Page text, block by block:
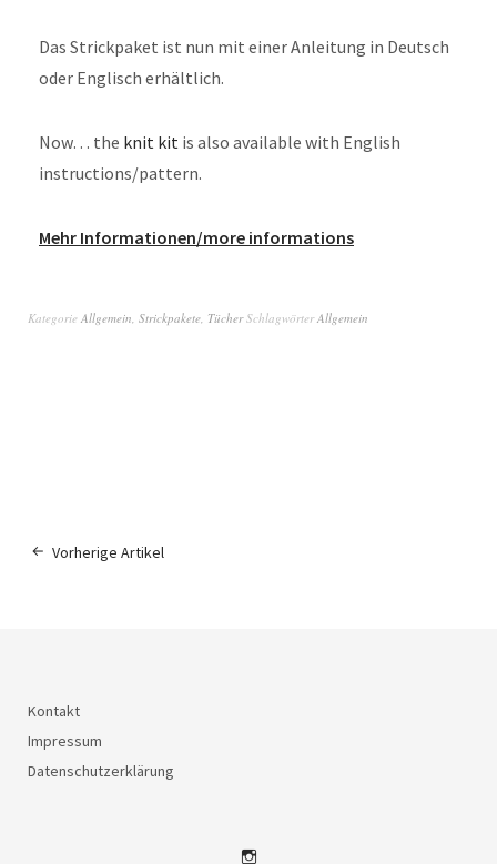
Das Strickpaket ist nun mit einer Anleitung in Deutsch
oder Englisch erhältlich.
Now… the knit kit is also available with English
instructions/pattern.
Mehr Informationen/more informations
Kategorie Allgemein, Strickpakete, Tücher SchlagwörterAllgemein
Vorherige Artikel
Kontakt
Impressum
Datenschutzerklärung